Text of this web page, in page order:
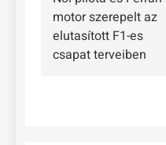
navigáció
motor szerepelt az
elutasított F1-es
csapat terveiben